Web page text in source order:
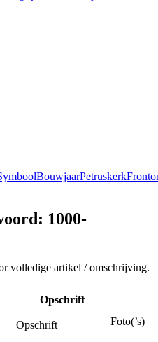
BouwjaarPetruskerk
1000-
volledige artikel / omschrijving.
Opschrift
Opschrift
Foto(’s)